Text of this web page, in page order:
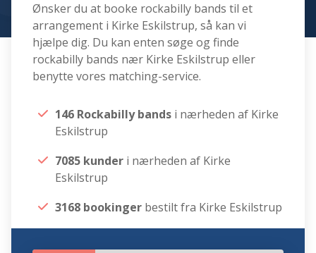
Ønsker du at booke rockabilly bands til et
arrangement i Kirke Eskilstrup, så kan vi
hjælpe dig. Du kan enten søge og finde
rockabilly bands nær Kirke Eskilstrup eller
benytte vores matching-service.
146 Rockabilly bands i nærheden af Kirke
Eskilstrup
7085 kunder i nærheden af Kirke
Eskilstrup
3168 bookinger bestilt fra Kirke Eskilstrup